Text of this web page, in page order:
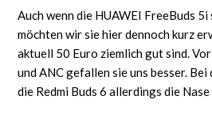
Auch wenn die HUAWEI FreeBuds
möchten wir sie hier dennoch kurz
aktuell 50 Euro ziemlich gut sind.
und ANC gefallen sie uns besser.
die Redmi Buds 6 allerdings die